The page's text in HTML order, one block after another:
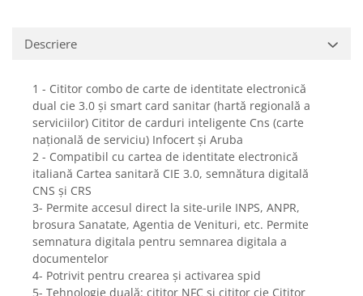
Ceasuri barbatesti
Cutii, curele si accesorii ceasuri
Genti si accesorii barbati
Genti si accesorii femei
Imbracaminte barbati
Imbracaminte femei
Imbracaminte si Incaltaminte copii
Incaltaminte barbati
Incaltaminte femei
Ochelari de soare
Ochelari de vedere
Descriere
1 - Cititor combo de carte de identitate electronică
dual cie 3.0 și smart card sanitar (hartă regională a
serviciilor) Cititor de carduri inteligente Cns (carte
națională de serviciu) Infocert și Aruba
2 - Compatibil cu cartea de identitate electronică
italiană Cartea sanitară CIE 3.0, semnătura digitală
CNS și CRS
3- Permite accesul direct la site-urile INPS, ANPR,
brosura Sanatate, Agentia de Venituri, etc. Permite
semnatura digitala pentru semnarea digitala a
documentelor
4- Potrivit pentru crearea și activarea spid
5- Tehnologie duală: cititor NFC și cititor cie Cititor